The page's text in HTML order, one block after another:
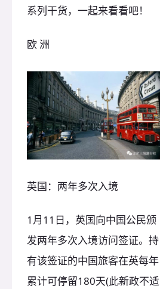
系列干货，一起来看看吧！
欧 洲
英国：两年多次入境
1月11日，英国向中国公民颁
发两年多次入境访问签证。持
有该签证的中国旅客在英每年
累计可停留180天(此新政不适